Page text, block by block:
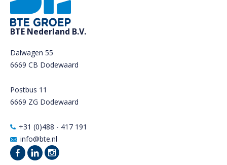
BTE Nederland B.V.
Dalwagen 55
6669 CB Dodewaard
Postbus 11
6669 ZG Dodewaard
+31 (0)488 - 417 191
info@bte.nl